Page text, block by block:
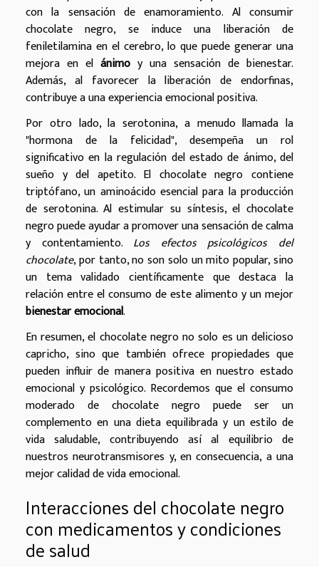
con la sensación de enamoramiento. Al consumir
chocolate negro, se induce una liberación de
feniletilamina en el cerebro, lo que puede generar una
mejora en el ánimo y una sensación de bienestar.
Además, al favorecer la liberación de endorfinas,
contribuye a una experiencia emocional positiva.
Por otro lado, la serotonina, a menudo llamada la
"hormona de la felicidad", desempeña un rol
significativo en la regulación del estado de ánimo, del
sueño y del apetito. El chocolate negro contiene
triptófano, un aminoácido esencial para la producción
de serotonina. Al estimular su síntesis, el chocolate
negro puede ayudar a promover una sensación de calma
y contentamiento. Los efectos psicológicos del
chocolate, por tanto, no son solo un mito popular, sino
un tema validado científicamente que destaca la
relación entre el consumo de este alimento y un mejor
bienestar emocional.
En resumen, el chocolate negro no solo es un delicioso
capricho, sino que también ofrece propiedades que
pueden influir de manera positiva en nuestro estado
emocional y psicológico. Recordemos que el consumo
moderado de chocolate negro puede ser un
complemento en una dieta equilibrada y un estilo de
vida saludable, contribuyendo así al equilibrio de
nuestros neurotransmisores y, en consecuencia, a una
mejor calidad de vida emocional.
Interacciones del chocolate negro
con medicamentos y condiciones
de salud